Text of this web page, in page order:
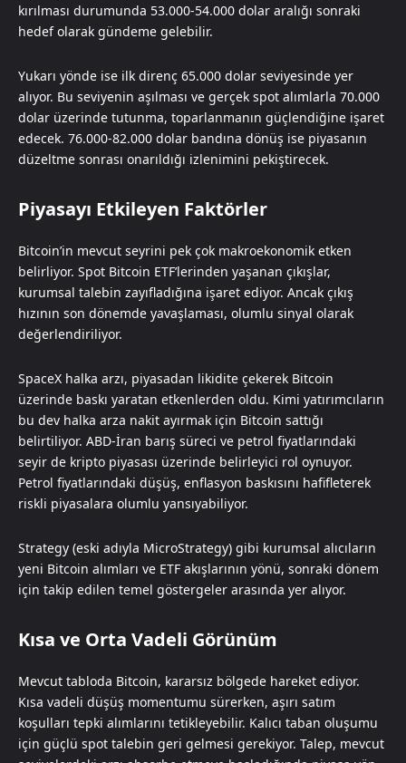
kırılması durumunda 53.000-54.000 dolar aralığı sonraki
hedef olarak gündeme gelebilir.
Yukarı yönde ise ilk direnç 65.000 dolar seviyesinde yer
alıyor. Bu seviyenin aşılması ve gerçek spot alımlarla 70.000
dolar üzerinde tutunma, toparlanmanın güçlendiğine işaret
edecek. 76.000-82.000 dolar bandına dönüş ise piyasanın
düzeltme sonrası onarıldığı izlenimini pekiştirecek.
Piyasayı Etkileyen Faktörler
Bitcoin’in mevcut seyrini pek çok makroekonomik etken
belirliyor. Spot Bitcoin ETF’lerinden yaşanan çıkışlar,
kurumsal talebin zayıfladığına işaret ediyor. Ancak çıkış
hızının son dönemde yavaşlaması, olumlu sinyal olarak
değerlendiriliyor.
SpaceX halka arzı, piyasadan likidite çekerek Bitcoin
üzerinde baskı yaratan etkenlerden oldu. Kimi yatırımcıların
bu dev halka arza nakit ayırmak için Bitcoin sattığı
belirtiliyor. ABD-İran barış süreci ve petrol fiyatlarındaki
seyir de kripto piyasası üzerinde belirleyici rol oynuyor.
Petrol fiyatlarındaki düşüş, enflasyon baskısını hafifleterek
riskli piyasalara olumlu yansıyabiliyor.
Strategy (eski adıyla MicroStrategy) gibi kurumsal alıcıların
yeni Bitcoin alımları ve ETF akışlarının yönü, sonraki dönem
için takip edilen temel göstergeler arasında yer alıyor.
Kısa ve Orta Vadeli Görünüm
Mevcut tabloda Bitcoin, kararsız bölgede hareket ediyor.
Kısa vadeli düşüş momentumu sürerken, aşırı satım
koşulları tepki alımlarını tetikleyebilir. Kalıcı taban oluşumu
için güçlü spot talebin geri gelmesi gerekiyor. Talep, mevcut